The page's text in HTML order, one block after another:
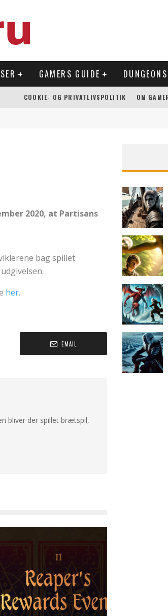
GAMERS GUIDE
COOKIE- OG PRIVATLIVSPOLITIK OM
2020, at Partisans
bag spillet
her.
EMAIL
bliver der spillet brætspil,